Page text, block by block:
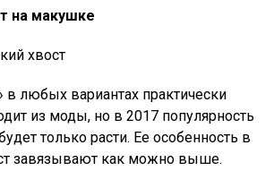
на макушке
в любых вариантах практически
из моды, но в 2017 популярность
только расти. Ее особенность в
завязывают как можно выше.